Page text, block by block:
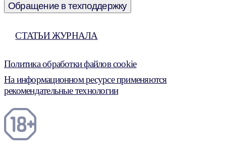
Обращение в техподдержку
СТАТЬИ ЖУРНАЛА
Политика обработки файлов cookie
На информационном ресурсе применяются
рекомендательные технологии